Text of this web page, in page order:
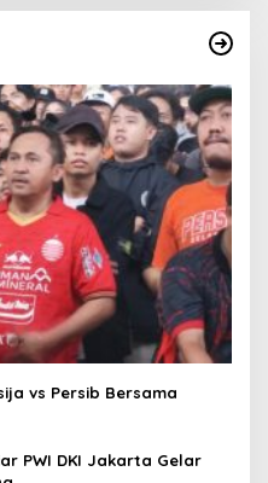
vs Persib Bersama
PWI DKI Jakarta Gelar